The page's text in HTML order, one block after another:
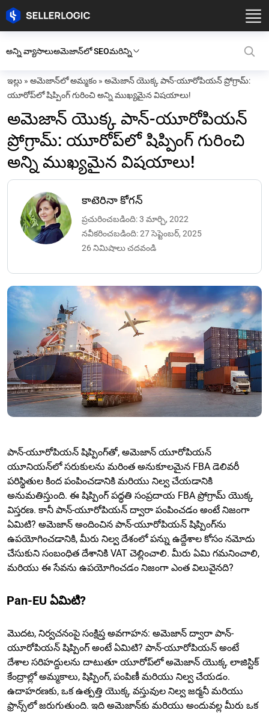
అన్ని వ్యాసాలుఅమెజాన్‌లో SEOమరిన్ని
ఇల్లు » అమెజాన్‌లో అమ్మకం » అమెజాన్ యొక్క పాన్-యూరోపియన్ ప్రోగ్రామ్:
యూరోప్‌లో షిప్పింగ్ గురించి అన్ని ముఖ్యమైన విషయాలు!
అమెజాన్ యొక్క పాన్-యూరోపియన్
ప్రోగ్రామ్: యూరోప్‌లో షిప్పింగ్ గురించి
అన్ని ముఖ్యమైన విషయాలు!
కాటెరినా కోగన్
ప్రచురించబడింది: 3 మార్చి, 2022
నవీకరించబడింది: 27 సెప్టెంబర్, 2025
26 నిమిషాలు చదవండి
పాన్-యూరోపియన్ షిప్పింగ్‌తో, అమెజాన్ యూరోపియన్
యూనియన్‌లో సరుకులను మరింత అనుకూలమైన FBA డెలివరీ
పరిస్థితుల కింద పంపించడానికి మరియు నిల్వ చేయడానికి
అనుమతిస్తుంది. ఈ షిప్పింగ్ పద్ధతి సంప్రదాయ FBA ప్రోగ్రామ్ యొక్క
విస్తరణ. కానీ పాన్-యూరోపియన్ ద్వారా పంపించడం అంటే నిజంగా
ఏమిటి? అమెజాన్ అందించిన పాన్-యూరోపియన్ షిప్పింగ్‌ను
ఉపయోగించడానికి, మీరు నిల్వ దేశంలో పన్ను ఉద్దేశాల కోసం నమోదు
చేసుకుని సంబంధిత దేశానికి VAT చెల్లించాలి. మీరు ఏమి గమనించాలి,
మరియు ఈ సేవను ఉపయోగించడం నిజంగా ఎంత విలువైనది?
Pan-EU ఏమిటి?
మొదట, నిర్వచనంపై సంక్షిప్త అవగాహన: అమెజాన్ ద్వారా పాన్-
యూరోపియన్ షిప్పింగ్ అంటే ఏమిటి? పాన్-యూరోపియన్ అంటే
దేశాల సరిహద్దులను దాటుతూ యూరోప్‌లో అమెజాన్ యొక్క లాజిస్టిక్
కేంద్రాల్లో అమ్మకాలు, షిప్పింగ్, పంపిణీ మరియు నిల్వ చేయడం.
ఉదాహరణకు, ఒక ఉత్పత్తి యొక్క వస్తువుల నిల్వ జర్మనీ మరియు
ఫ్రాన్స్‌లో జరుగుతుంది. ఇది అమెజాన్‌కు మరియు అందువల్ల మీరు ఒక